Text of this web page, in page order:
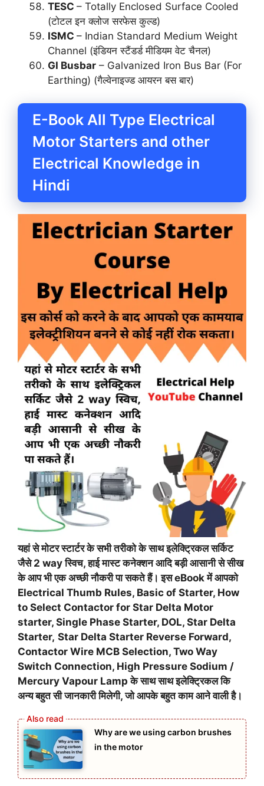
TESC – Totally Enclosed Surface Cooled
(टोटल इन क्लोज सरफेस कुल्ड)
ISMC – Indian Standard Medium Weight
Channel (इंडियन स्टैंडर्ड मीडियम वेट चैनल)
GI Busbar – Galvanized Iron Bus Bar (For
Earthing) (गैल्वेनाइज्ड आयरन बस बार)
E-Book All Type Electrical
Motor Starters and other
Electrical Knowledge in
Hindi
यहां से मोटर स्टार्टर के सभी तरीको के साथ इलेक्ट्रिकल सर्किट
जैसे 2 way स्विच, हाई मास्ट कनेक्शन आदि बड़ी आसानी से सीख
के आप भी एक अच्छी नौकरी पा सकते हैं। इस eBook में आपको
Electrical Thumb Rules, Basic of Starter, How
to Select Contactor for Star Delta Motor
starter, Single Phase Starter, DOL, Star Delta
Starter, Star Delta Starter Reverse Forward,
Contactor Wire MCB Selection, Two Way
Switch Connection, High Pressure Sodium /
Mercury Vapour Lamp के साथ साथ इलेक्ट्रिकल कि
अन्य बहुत सी जानकारी मिलेगी, जो आपके बहुत काम आने वाली है।
Why are we using carbon brushes
in the motor